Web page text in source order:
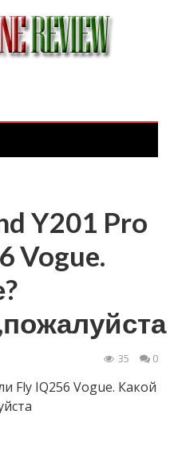
Y201 Pro
Vogue.
35 0
Fly IQ256 Vogue. Какой